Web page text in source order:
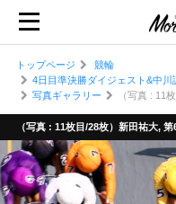
トップページ
競輪
4日目準決勝ダイジェスト&中
写真ギャラリー
（写真 : 11
（写真 : 11枚目/28枚）新田祐大,